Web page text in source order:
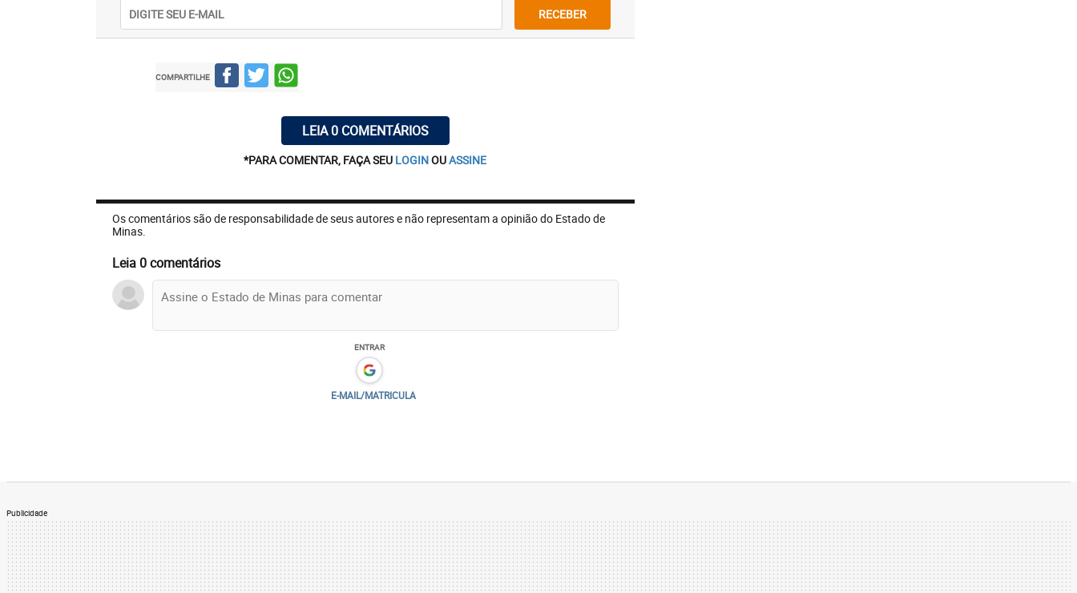
RECEBER
COMPARTILHE
LEIA 0 COMENTÁRIOS
*PARA COMENTAR, FAÇA SEU LOGINOUASSINE
Os comentários são de responsabilidade de seus autores e não representam a opinião do Estado de
Minas.
Leia 0 comentários
ENTRAR
E-MAIL/MATRICULA
Publicidade